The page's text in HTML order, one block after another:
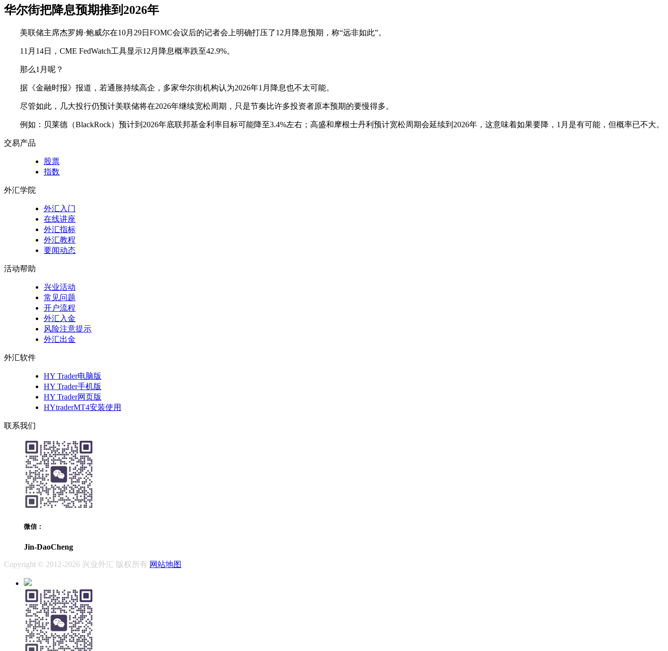
华尔街把降息预期推到2026年
美联储主席杰罗姆·鲍威尔在10月29日FOMC会议后的记者会上明确打压了12月降息预期，称“远非如此”。
11月14日，CME FedWatch工具显示12月降息概率跌至42.9%。
那么1月呢？
据《金融时报》报道，若通胀持续高企，多家华尔街机构认为2026年1月降息也不太可能。
尽管如此，几大投行仍预计美联储将在2026年继续宽松周期，只是节奏比许多投资者原本预期的要慢得多。
例如：贝莱德（BlackRock）预计到2026年底联邦基金利率目标可能降至3.4%左右；高盛和摩根士丹利预计宽松周期会延续到2026年，这意味着如果要降，1月是有可能，但概率已不大。
交易产品
股票
指数
外汇学院
外汇入门
在线讲座
外汇指标
外汇教程
要闻动态
活动帮助
兴业活动
常见问题
开户流程
外汇入金
风险注意提示
外汇出金
外汇软件
HY Trader电脑版
HY Trader手机版
HY Trader网页版
HYtraderMT4安装使用
联系我们
微信：
Jin-DaoCheng
Copyright © 2012-2026 兴业外汇 版权所有 网站地图